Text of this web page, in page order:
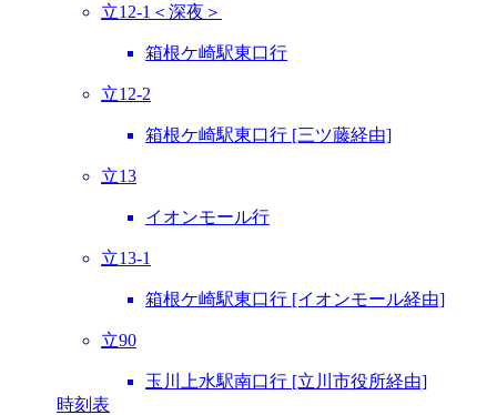
立12-1＜深夜＞
箱根ケ崎駅東口行
立12-2
箱根ケ崎駅東口行 [三ツ藤経由]
立13
イオンモール行
立13-1
箱根ケ崎駅東口行 [イオンモール経由]
立90
玉川上水駅南口行 [立川市役所経由]
時刻表